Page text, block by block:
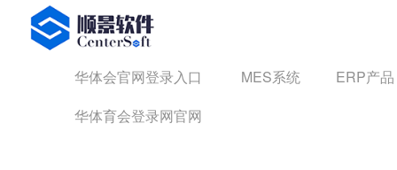
华体会官网登录入口
华体会官网登录入口 MES系统
ERP产品
华体育会登录网官网